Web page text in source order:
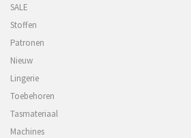
SALE
Stoffen
Patronen
Nieuw
Lingerie
Toebehoren
Tasmateriaal
Machines